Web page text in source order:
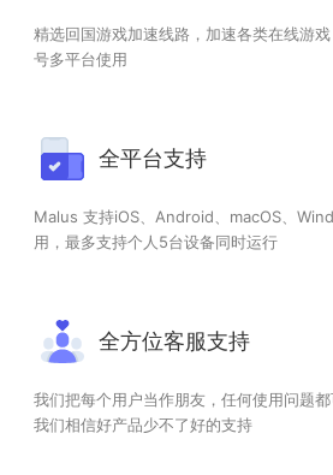
精选回国游戏加速线路，加速各类在线游
号多平台使用
全平台支持
Malus 支持iOS、Android、macOS、
用，最多支持个人5台设备同时运行
全方位客服支持
我们把每个用户当作朋友，任何使用问题都
我们相信好产品少不了好的支持